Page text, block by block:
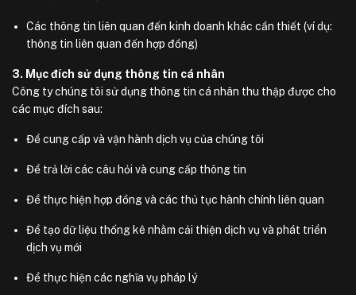
Các thông tin liên quan đến kinh doanh khác cần thiết (ví dụ:
thông tin liên quan đến hợp đồng)
3. Mục đích sử dụng thông tin cá nhân
Công ty chúng tôi sử dụng thông tin cá nhân thu thập được cho
các mục đích sau:
Để cung cấp và vận hành dịch vụ của chúng tôi
Để trả lời các câu hỏi và cung cấp thông tin
Để thực hiện hợp đồng và các thủ tục hành chính liên quan
Để tạo dữ liệu thống kê nhằm cải thiện dịch vụ và phát triển
dịch vụ mới
Để thực hiện các nghĩa vụ pháp lý